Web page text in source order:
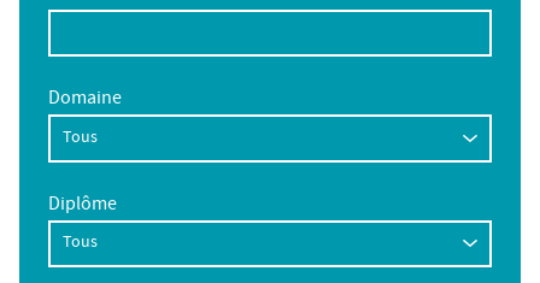
Domaine
Diplôme